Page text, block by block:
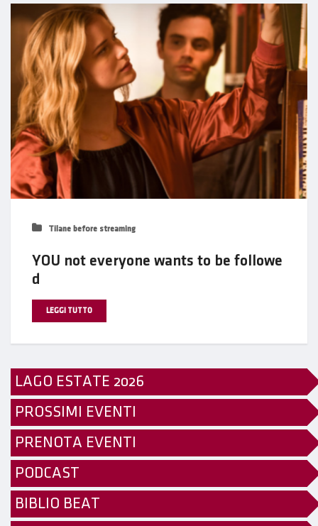
Tilane before streaming
YOU not everyone wants to be followe
d
LEGGI TUTTO
LAGO ESTATE 2026
PROSSIMI EVENTI
PRENOTA EVENTI
PODCAST
BIBLIO BEAT